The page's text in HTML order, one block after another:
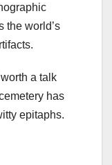
the world’s
a talk
has
epitaphs.